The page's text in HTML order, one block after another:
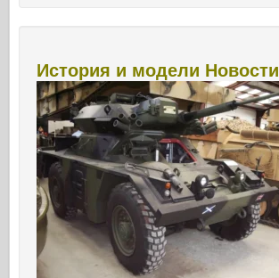
История и модели Новости